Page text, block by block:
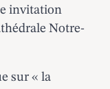
invitation
Notre-
sur « la